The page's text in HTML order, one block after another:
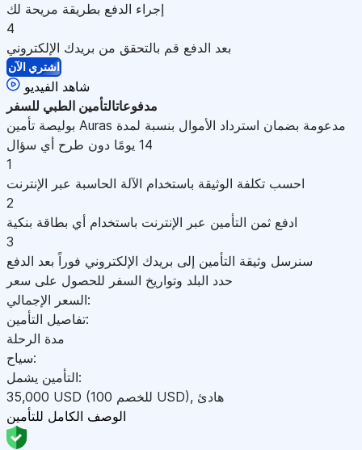
إجراء الدفع بطريقة مريحة لك
4
بعد الدفع قم بالتحقق من بريدك الإلكتروني
اشتري الآن
شاهد الفيديو
مدفوعاتالتأمين الطبي للسفر
بوليصة تأمين Auras مدعومة بضمان استرداد الأموال بنسبة لمدة
14 يومًا دون طرح أي سؤال
1
احسب تكلفة الوثيقة باستخدام الآلة الحاسبة عبر الإنترنت
2
ادفع ثمن التأمين عبر الإنترنت باستخدام أي بطاقة بنكية
3
سنرسل وثيقة التأمين إلى بريدك الإلكتروني فوراً بعد الدفع
حدد البلد وتواريخ السفر للحصول على سعر
السعر الإجمالي:
تفاصيل التأمين:
مدة الرحلة
سياح:
التأمين يشمل:
35,000 USD USD), هادئ
الوصف الكامل للتأمين